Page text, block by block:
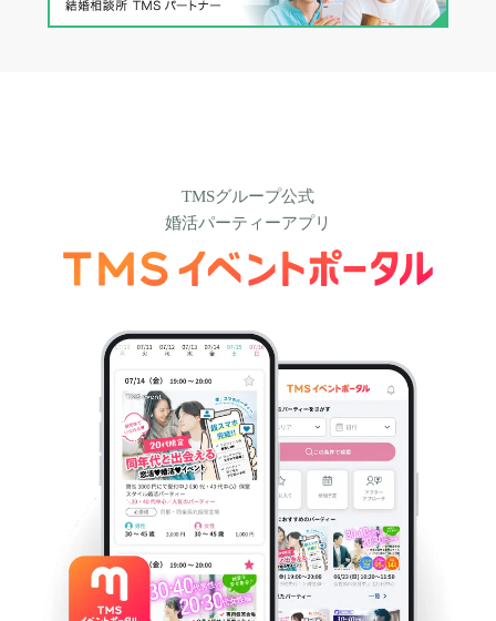
TMSグループ公式
婚活パーティーアプリ